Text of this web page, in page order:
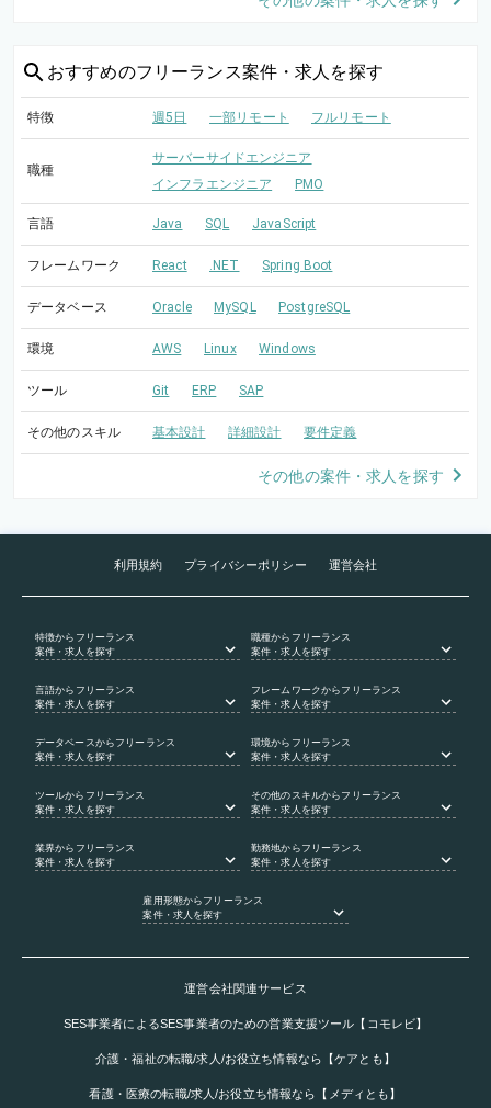
おすすめのフリーランス案件・求人を探す
特徴 週5日 一部リモート フルリモート
職種
サーバーサイドエンジニア
インフラエンジニア
PMO
言語 Java SQL JavaScript
フレームワーク React .NET Spring Boot
データベース Oracle MySQL PostgreSQL
環境 AWS Linux Windows
ツール Git ERP SAP
その他のスキル 基本設計 詳細設計 要件定義
その他の案件・求人を探す
利用規約 プライバシーポリシー 運営会社
特徴からフリーランス
案件・求人を探す
職種からフリーランス
案件・求人を探す
言語からフリーランス
案件・求人を探す
フレームワークからフリーランス
案件・求人を探す
データベース からフリーランス
案件・求人を探す
環境からフリーランス
案件・求人を探す
ツールからフリーランス
案件・求人を探す
その他のスキルからフリーランス
案件・求人を探す
業界からフリーランス
案件・求人を探す
勤務地からフリーランス
案件・求人を探す
雇用形態からフリーランス
案件・求人を探す
運営会社関連サービス
SES事業者によるSES事業者のための営業支援ツール【コモレビ】
介護・福祉の転職/求人/お役立ち情報なら【ケアとも】
看護・医療の転職/求人/お役立ち情報なら【メディとも】